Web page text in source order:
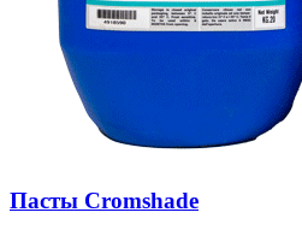
Пасты Cromshade